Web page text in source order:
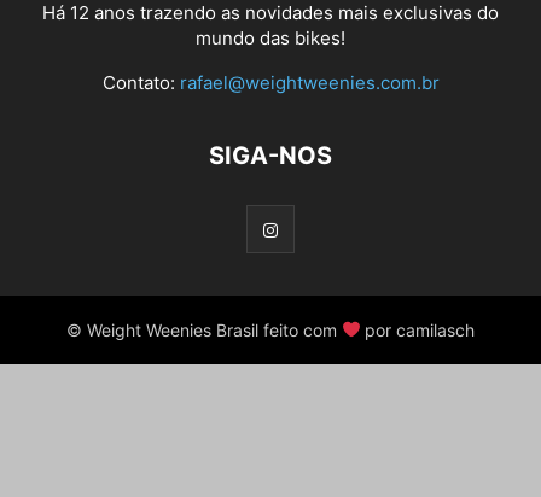
Há 12 anos trazendo as novidades mais exclusivas do
mundo das bikes!
Contato: rafael@weightweenies.com.br
SIGA-NOS
© Weight Weenies Brasil feito com por camilasch